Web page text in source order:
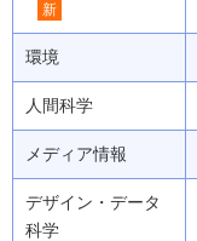
新
環境
人間科学
メディア情報
デザイン・データ
科学